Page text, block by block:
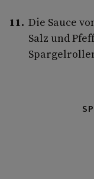
Die Sauce
Salz und